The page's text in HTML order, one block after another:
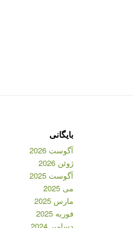
بایگانی
آگوست 2026
ژوئن 2026
آگوست 2025
می 2025
مارس 2025
فوریه 2025